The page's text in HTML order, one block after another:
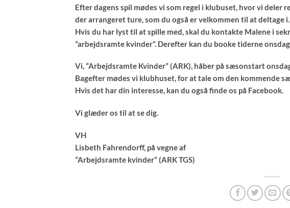
Efter dagens spil mødes vi som regel i klubuset, hvor vi
der arrangeret ture, som du også er velkommen til at deltage i.
Hvis du har lyst til at spille med, skal du kontakte Malene i
“arbejdsramte kvinder”. Derefter kan du booke tiderne
Vi, “Arbejdsramte Kvinder” (ARK), håber på sæsonstart
Bagefter mødes vi klubhuset, for at tale om den kommende
Hvis det har din interesse, kan du også finde os på Facebook.
Vi glæder os til at se dig.
VH
Lisbeth Fahrendorff, på vegne af
“Arbejdsramte kvinder” (ARK TGS)